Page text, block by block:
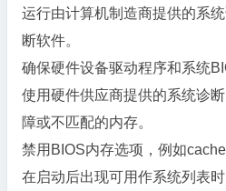
运行由计算机制造商提供的系
断软件。
确保硬件设备驱动程序和系统
使用硬件供应商提供的系统诊
障或不匹配的内存。
禁用BIOS内存选项，例如cache
在启动后出现可用作系统列表